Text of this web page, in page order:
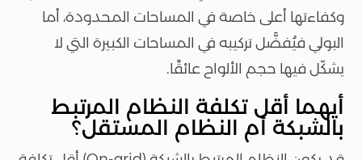
وكفاءتها أعلى خاصة في المساحات المحدودة، أما
البولي فيُفضَّل تركيبه في المساحات الكبيرة التي لا
يشكّل فيها حجم الألواح عائقًا.
أيهما أقل تكلفة النظام المرتبط
بالشبكة أم النظام المستقل؟